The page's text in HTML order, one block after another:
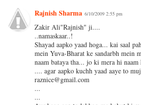
Rajnish Sharma 6/10/2009 2:55 pm
Zakir Ali"Rajnish" ji....
..namaskaar..!
Shayad aapko yaad hoga... kai saal
mein Yuva-Bharat ke sandarbh mein
naam bataya tha... jo ki mera hi
.... agar aapko kuchh yaad aaye to
raznice@gmail.com
...
...